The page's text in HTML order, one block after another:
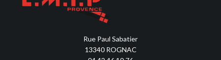
Rue Paul Sabatier
13340 ROGNAC